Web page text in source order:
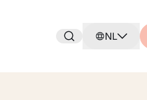
NL